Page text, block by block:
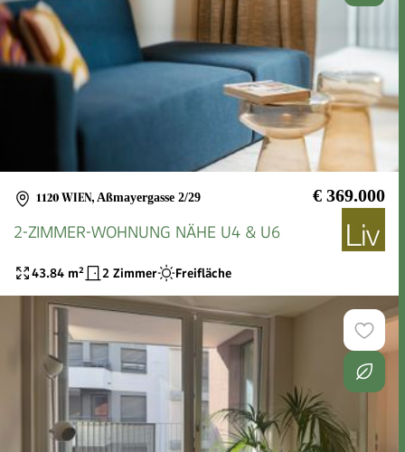
1120 WIEN, Aßmayergasse 2/29 € 369.000
2-ZIMMER-WOHNUNG NÄHE U4 & U6
43.84 m² 2 Zimmer Freifläche